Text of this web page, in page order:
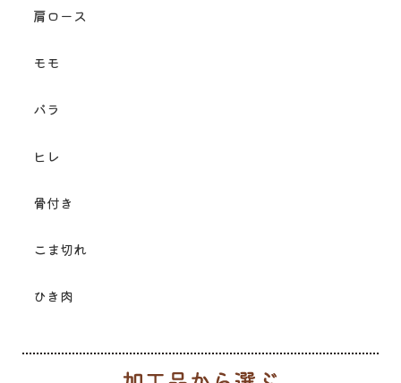
肩ロース
モモ
バラ
ヒレ
骨付き
こま切れ
ひき肉